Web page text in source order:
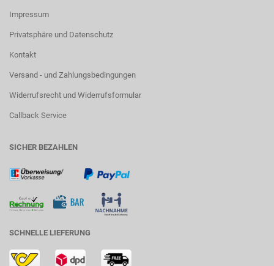
Impressum
Privatsphäre und Datenschutz
Kontakt
Versand - und Zahlungsbedingungen
Widerrufsrecht und Widerrufsformular
Callback Service
SICHER BEZAHLEN
SCHNELLE LIEFERUNG